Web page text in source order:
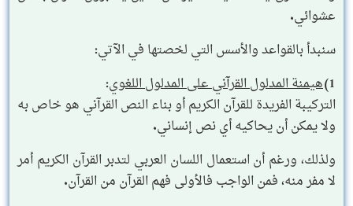
عشوائي.
سنبدأ بالقواعد والأسس التي لخصتها في الآتي:
1) هيمنة المدلول القرآني على المدلول اللغوي:
التركيبة الفريدة للقرآن الكريم أو بناء النص القرآني هو خاص به
ولا يمكن أن يحاكيه أي نص إنساني.
ولذلك، ورغم أن استعمال اللسان العربي لتدبر القرآن الكريم أمر
لا مفر منه، فمن الواجب فالأولى فهم القرآن من القرآن.